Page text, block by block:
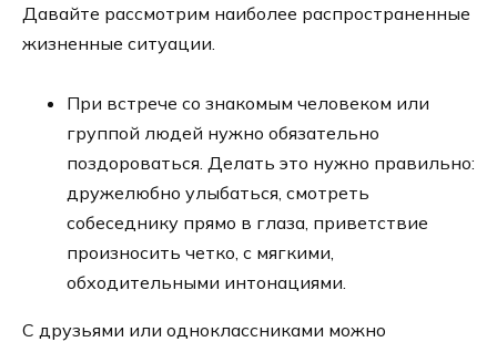
Давайте рассмотрим наиболее распространенные
жизненные ситуации.
При встрече со знакомым человеком или
группой людей нужно обязательно
поздороваться. Делать это нужно правильно:
дружелюбно улыбаться, смотреть
собеседнику прямо в глаза, приветствие
произносить четко, с мягкими,
обходительными интонациями.
С друзьями или одноклассниками можно